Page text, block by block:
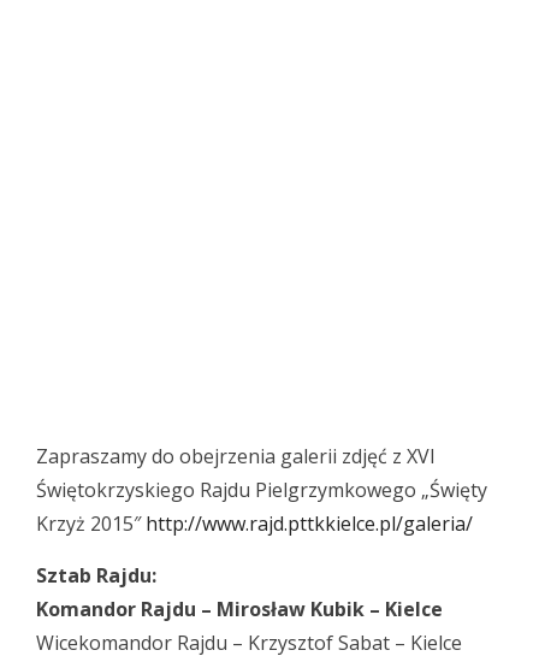
Zapraszamy do obejrzenia galerii zdjęć z XVI
Świętokrzyskiego Rajdu Pielgrzymkowego „Święty
Krzyż 2015″http://www.rajd.pttkkielce.pl/galeria/
Sztab Rajdu:
Komandor Rajdu – Mirosław Kubik – Kielce
Wicekomandor Rajdu – Krzysztof Sabat – Kielce